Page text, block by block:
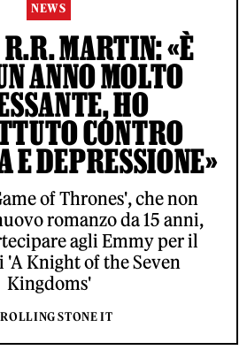
NEWS
R.R. MARTIN: «È
ANNO MOLTO
HO
CONTRO
E DEPRESSIONE»
of Thrones', che non
romanzo da 15 anni,
agli Emmy per il
'A Knight of the Seven
Kingdoms'
STONE IT